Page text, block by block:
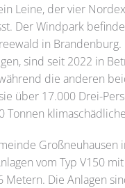
Leine, der vier
Der Windpark
in Brandenburg.
sind seit 2022 in
die anderen
über 17.000 Drei-
Großneuhausen
vom Typ V150
Die Anlagen